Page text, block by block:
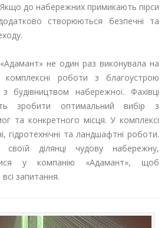
до набережних примикають пірси
створюються безпечні та
не один раз виконувала на
комплексні роботи з благоустрою
з будівництвом набережної. Фахівці
зробити оптимальний вибір з
та конкретного місця. У комплексі
гідротехнічні та ландшафтні роботи.
ділянці чудову набережну,
у компанію «Адамант», щоб
запитання.